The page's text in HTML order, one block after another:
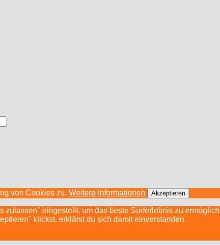
von Cookies zu. Weitere Informationen Akzeptieren
eingestellt, um das beste Surferlebnis zu
klickst, erklärst du sich damit einverstanden.